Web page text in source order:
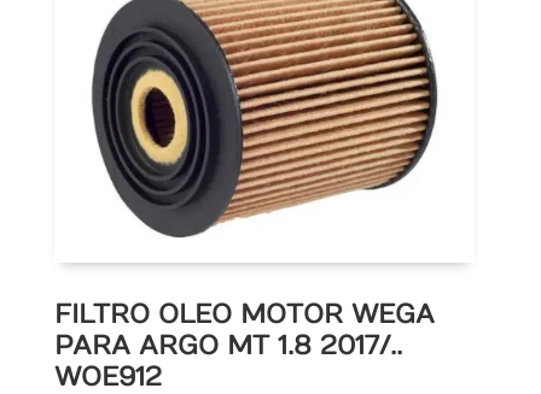
FILTRO OLEO MOTOR WEGA
PARA ARGO MT 1.8 2017/..
WOE912